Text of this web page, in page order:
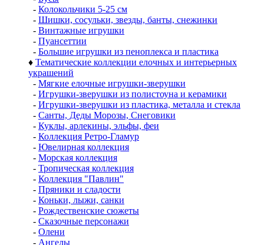
- Колокольчики 5-25 см
- Шишки, сосульки, звезды, банты, снежинки
- Винтажные игрушки
- Пуансеттии
- Большие игрушки из пеноплекса и пластика
♦ Тематические коллекции елочных и интерьерных
украшений
- Мягкие елочные игрушки-зверушки
- Игрушки-зверушки из полистоуна и керамики
- Игрушки-зверушки из пластика, металла и стекла
- Санты, Деды Морозы, Снеговики
- Куклы, арлекины, эльфы, феи
- Коллекция Ретро-Гламур
- Ювелирная коллекция
- Морская коллекция
- Тропическая коллекция
- Коллекция "Павлин"
- Пряники и сладости
- Коньки, лыжи, санки
- Рождественские сюжеты
- Сказочные персонажи
- Олени
- Ангелы